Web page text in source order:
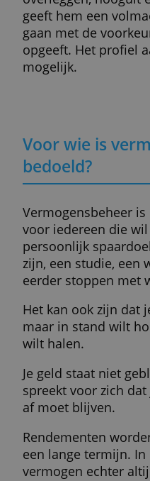
Hoe werkt
financiële
je dat doel wilt
het risico dat je
Samen bepalen
ingelegd. Het kan
gaan, om een
Op basis van het
veelal
robot.
De beheerder zal
overleggen,
geeft hem een
gaan met de
opgeeft. Het
mogelijk.